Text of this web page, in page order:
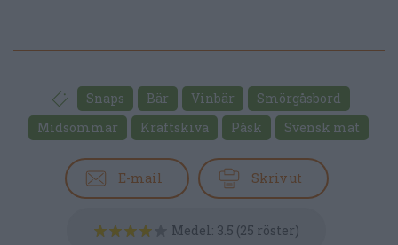
Snaps Bär Vinbär
Smörgåsbord
Midsommar
Kräftskiva Påsk Svensk mat
E-mail Skriv ut
Medel: 3.5 (25 röster)